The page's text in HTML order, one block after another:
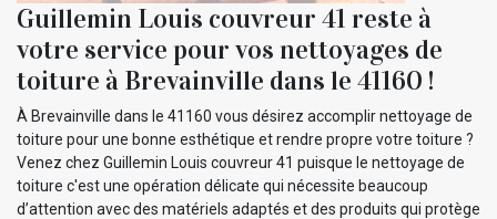
Guillemin Louis couvreur 41 reste à
votre service pour vos nettoyages de
toiture à Brevainville dans le 41160 !
À Brevainville dans le 41160 vous désirez accomplir nettoyage de
toiture pour une bonne esthétique et rendre propre votre toiture ?
Venez chez Guillemin Louis couvreur 41 puisque le nettoyage de
toiture c'est une opération délicate qui nécessite beaucoup
d’attention avec des matériels adaptés et des produits qui protège